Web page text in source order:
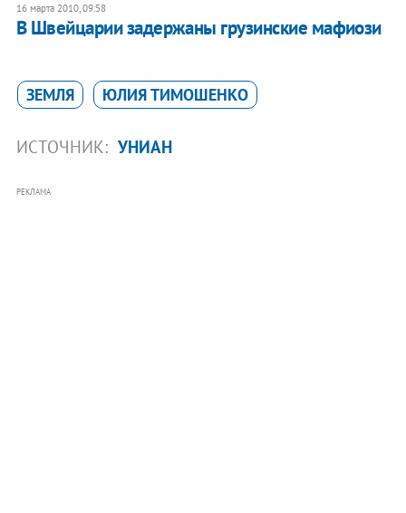
16 марта 2010, 09:58
В Швейцарии задержаны грузинские мафиози
ЗЕМЛЯ ЮЛИЯ ТИМОШЕНКО
ИСТОЧНИК: УНИАН
РЕКЛАМА